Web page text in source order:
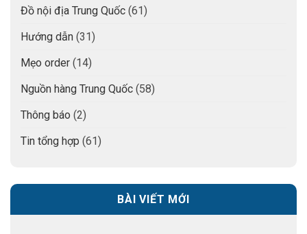
Đồ nội địa Trung Quốc (61)
Hướng dẫn (31)
Mẹo order (14)
Nguồn hàng Trung Quốc (58)
Thông báo (2)
Tin tổng hợp (61)
BÀI VIẾT MỚI